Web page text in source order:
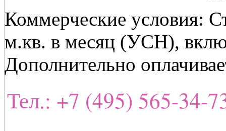
Коммерческие условия:
м.кв. в месяц (УСН),
Дополнительно
Тел.: +7 (495) 565-34-